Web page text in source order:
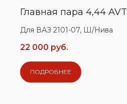
Главная пара 4,44 AVT
Для ВАЗ 2101-07, Ш/Нива
22 000 руб.
ПОДРОБНЕЕ